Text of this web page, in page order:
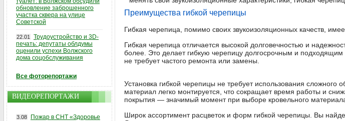
Преимущества гибкой черепицы
Гибкая черепица, помимо своих звукоизоляционных качеств,
Гибкая черепица отличается высокой долговечностью и
более. Это делает гибкую черепицу долгосрочным и
не требует частого ремонта или замены.
Установка гибкой черепицы не требует использования
материал легко монтируется, что сокращает время работы и
покрытия — значимый момент при выборе кровельного
Широк ассортимент расцветок и форм гибкой черепицы. Вы
обновление заброшенного
участка сквера на улице
Советской
22.01
Трудоустройство и 3D-
печать: депутаты облдумы
оценили успехи Волжского
дома соцобслуживания
Все фоторепортажи
ВИДЕОРЕПОРТАЖИ
3.08
Пожар в СНТ «Здоровье